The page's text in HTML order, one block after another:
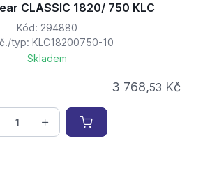
CLASSIC 1820/ 750 KLC
Kód: 294880
typ: KLC18200750-10
Skladem
3 768,53 Kč